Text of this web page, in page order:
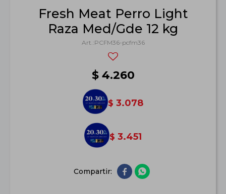
Fresh Meat Perro Light
Raza Med/Gde 12 kg
PCFM36-pcfm36
$ 4.260
$ 3.078
$ 3.451
 